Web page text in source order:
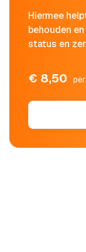
Hiermee
behouden
status en
€ 8,50